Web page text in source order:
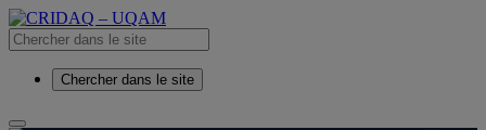
Chercher dans le site